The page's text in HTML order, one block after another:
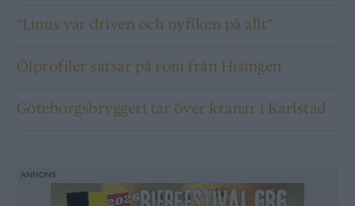
“Linus var driven och nyfiken på allt”
Ölprofiler satsar på rom från Hisingen
Göteborgsbryggeri tar över kranar i Karlstad